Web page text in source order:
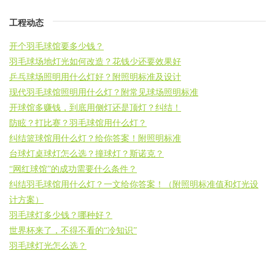
工程动态
开个羽毛球馆要多少钱？
羽毛球场地灯光如何改造？花钱少还要效果好
乒乓球场照明用什么灯好？附照明标准及设计
现代羽毛球馆照明用什么灯？附常见球场照明标准
开球馆多赚钱，到底用侧灯还是顶灯？纠结！
防眩？打比赛？羽毛球馆用什么灯？
纠结篮球馆用什么灯？给你答案！附照明标准
台球灯桌球灯怎么选？撞球灯？斯诺克？
“网红球馆”的成功需要什么条件？
纠结羽毛球馆用什么灯？一文给你答案！（附照明标准值和灯光设
计方案）
羽毛球灯多少钱？哪种好？
世界杯来了，不得不看的“冷知识”
羽毛球灯光怎么选？